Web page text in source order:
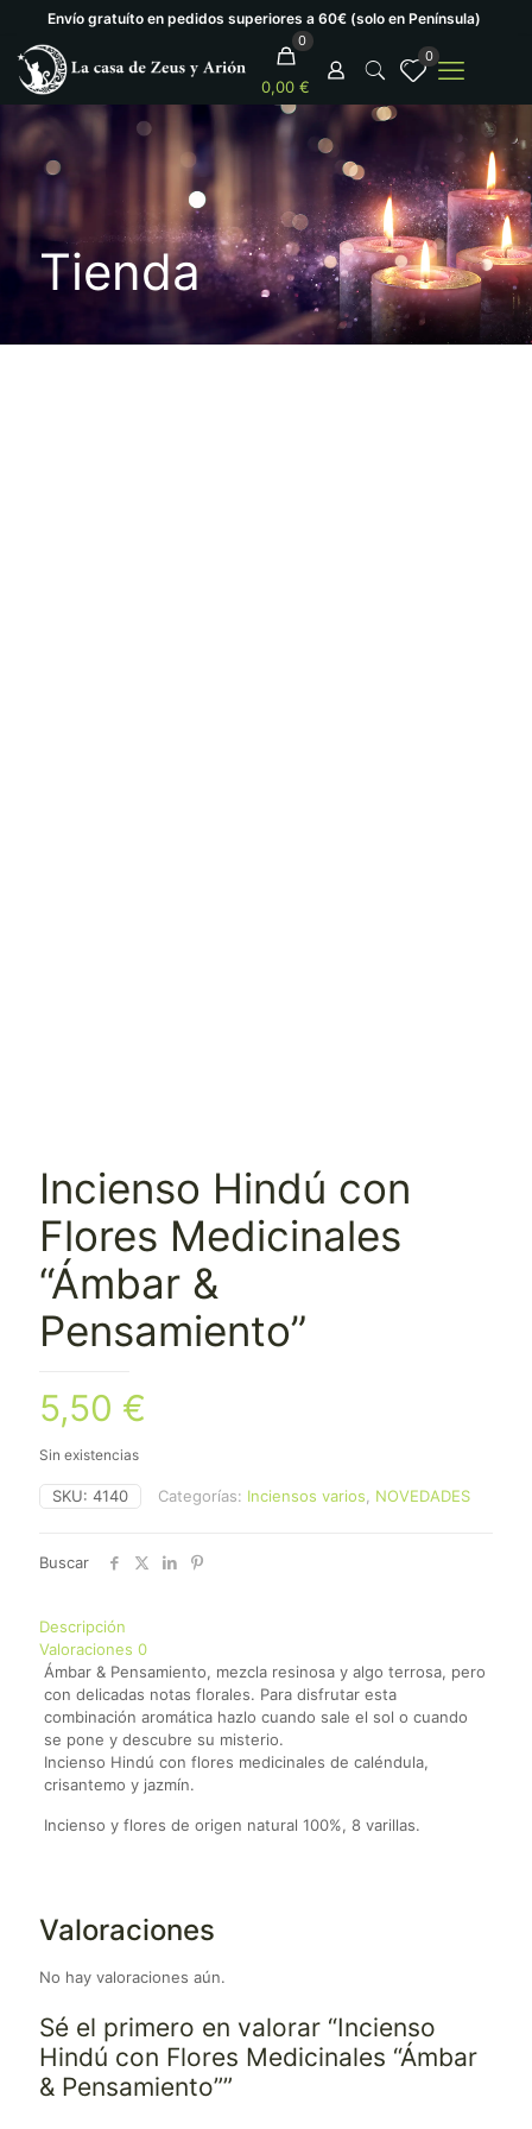
Envío gratuíto en pedidos superiores a 60€ (solo en Península)
0
0,00 €
0
Tienda
Incienso Hindú con
Flores Medicinales
“Ámbar &
Pensamiento”
5,50 €
Sin existencias
SKU: 4140 Categorías: Inciensos varios NOVEDADES
Buscar
Descripción
Valoraciones 0
Ámbar & Pensamiento, mezcla resinosa y algo terrosa, pero
con delicadas notas florales. Para disfrutar esta
combinación aromática hazlo cuando sale el sol o cuando
se pone y descubre su misterio.
Incienso Hindú con flores medicinales de caléndula,
crisantemo y jazmín.
Incienso y flores de origen natural 100%, 8 varillas.
Valoraciones
No hay valoraciones aún.
Sé el primero en valorar “Incienso
Hindú con Flores Medicinales “Ámbar
& Pensamiento””